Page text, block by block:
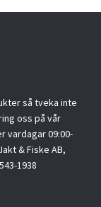
så tveka inte
oss på vår
vardagar 09:00-
& Fiske AB,
1938